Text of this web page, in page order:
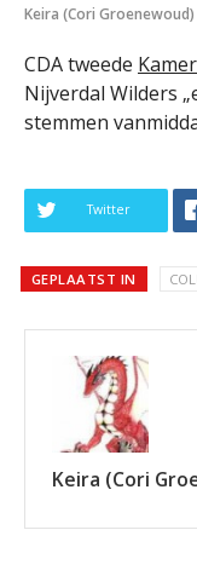
Keira (Cori Groenewoud)
CDA tweede
Nijverdal Wilders
stemmen
Twitter
GEPLAATST IN
Keira (Cori